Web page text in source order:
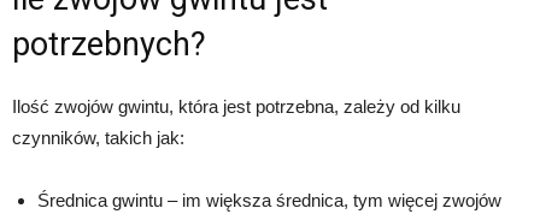
potrzebnych?
Ilość zwojów gwintu, która jest potrzebna, zależy od kilku
czynników, takich jak:
Średnica gwintu – im większa średnica, tym więcej zwojów